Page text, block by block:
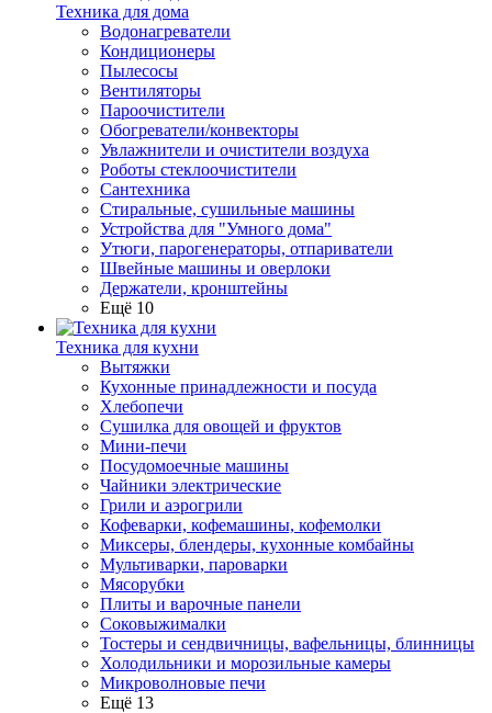
Техника для дома
Водонагреватели
Кондиционеры
Пылесосы
Вентиляторы
Пароочистители
Обогреватели/конвекторы
Увлажнители и очистители воздуха
Роботы стеклоочистители
Сантехника
Стиральные, сушильные машины
Устройства для "Умного дома"
Утюги, парогенераторы, отпариватели
Швейные машины и оверлоки
Держатели, кронштейны
Ещё 10
Техника для кухни
Вытяжки
Кухонные принадлежности и посуда
Хлебопечи
Сушилка для овощей и фруктов
Мини-печи
Посудомоечные машины
Чайники электрические
Грили и аэрогрили
Кофеварки, кофемашины, кофемолки
Миксеры, блендеры, кухонные комбайны
Мультиварки, пароварки
Мясорубки
Плиты и варочные панели
Соковыжималки
Тостеры и сендвичницы, вафельницы, блинницы
Холодильники и морозильные камеры
Микроволновые печи
Ещё 13